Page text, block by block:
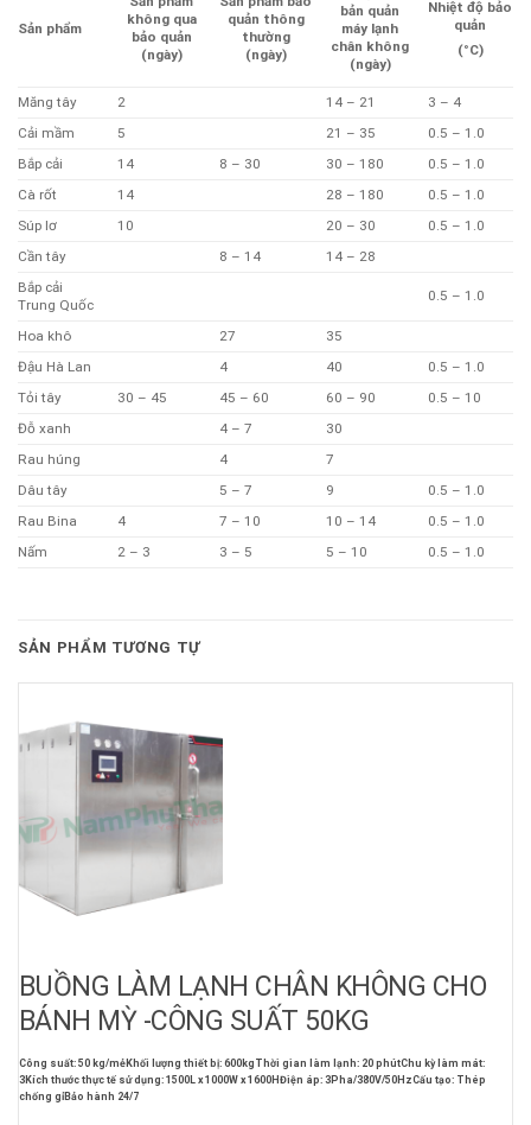
Sản phẩm
khôngqua
bảo quản
(ngày)
quản thông
thường
(ngày)
bản quản
máy lạnh
chân không
(ngày)
Nhiệt độ bảo
quản
(°C)
Măng tây 2 14 – 21
3 – 4
Cải mầm
5 21 – 35
0.5 – 1.0
Bắp cải
14 8 – 30 30 – 180
0.5 – 1.0
Cà rốt
14 28 – 180
0.5 – 1.0
Súp lơ
10 20 – 30
0.5 – 1.0
Cần tây
8 – 14
14 – 28
Bắp cải
Trung Quốc
0.5 – 1.0
Hoa khô 27
35
Đậu Hà Lan
4 40
0.5 – 1.0
Tỏi tây
30 – 45 45 – 60 60 – 90
0.5 – 10
Đỗ xanh
4 – 7
30
Rau húng
4
7
Dâu tây
5 – 7 9
0.5 – 1.0
Rau Bina
4 7 – 10 10 – 14
0.5 – 1.0
Nấm
2 – 3 3 – 5 5 – 10 0.5 – 1.0
SẢN PHẨM TƯƠNG TỰ
BUỒNG LÀM LẠNH CHÂN KHÔNG CHO
BÁNH MỲ -CÔNG SUẤT 50KG
Công suất: 50 kg/mẻKhối lượng thiết bị: 600kg Thời gian làm lạnh: 20 phútChu kỳ làm mát:
3Kích thước thực tế sử dụng: 1500L x 1000W x 1600H Điện áp: 3Pha/380V/50HzCấu tạo: Thép
chống gỉBảo hành 24/7